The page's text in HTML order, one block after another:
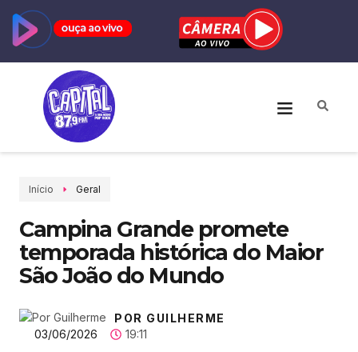
Início Geral
Campina Grande promete
temporada histórica do Maior
São João do Mundo
POR GUILHERME
03/06/2026
19:11